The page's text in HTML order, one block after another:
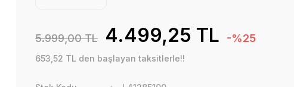
5.999,00 TL 4.499,25 TL -%25
653,52 TL den başlayan taksitlerle!!